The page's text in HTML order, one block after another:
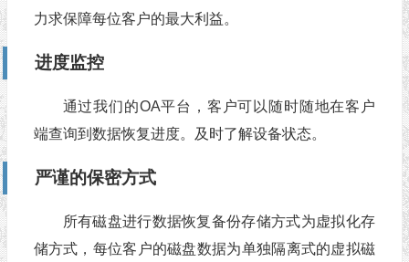
力求保障每位客户的最大利益。
进度监控
通过我们的OA平台，客户可以随时随地在客户
端查询到数据恢复进度。及时了解设备状态。
严谨的保密方式
所有磁盘进行数据恢复备份存储方式为虚拟化存
储方式，每位客户的磁盘数据为单独隔离式的虚拟磁